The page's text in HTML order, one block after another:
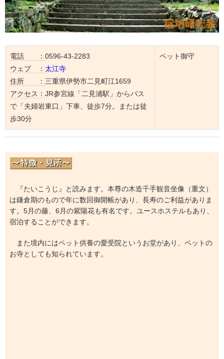
電話 ： 0596-43-2283
ウェブ ： 太江寺
住所 ： 三重県伊勢市二見町江1659
アクセス： JR参宮線「二見浦駅」からバス
で「夫婦岩東口」下車、徒歩7分。または徒
歩30分
ペット御守
『たいこうじ』と読みます。本尊の木造千手観音坐像（重文）
は鎌倉期のもので年に数回御開帳があり、長寿のご利益がありま
す。5月の藤、6月の紫陽花も有名です。ユースホステルもあり、
宿泊することができます。
また境内にはペット供養の愛受院というお堂があり、ペットの
お寺としても知られています。